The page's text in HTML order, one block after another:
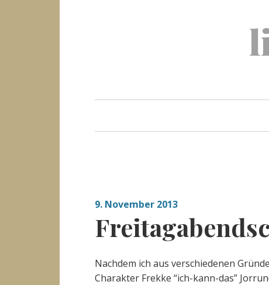
9. November 2013
Nachdem ich aus verschiedenen
Charakter Frekke “ich-kann-das”